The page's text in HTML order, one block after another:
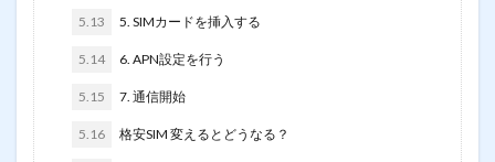
5.13 5. SIMカードを挿入する
5.14 6. APN設定を行う
5.15 7. 通信開始
5.16 格安SIM 変えるとどうなる？